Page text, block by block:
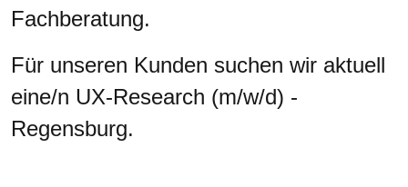
Fachberatung.
Für unseren Kunden suchen wir aktuell
eine/n UX-Research (m/w/d) -
Regensburg.